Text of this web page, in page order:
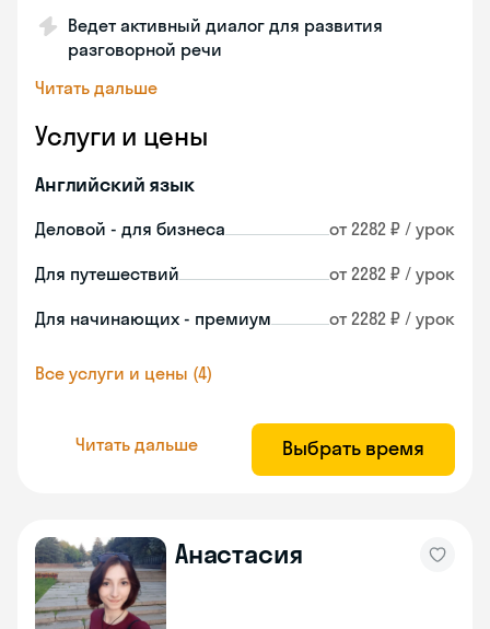
Ведет активный диалог для развития
разговорной речи
Читать дальше
Услуги и цены
Английский язык
Деловой - для бизнеса от 2282 ₽ / урок
Для путешествий от 2282 ₽ / урок
Для начинающих - премиум от 2282 ₽ / урок
Все услуги и цены (4)
Читать дальше Выбрать время
Анастасия